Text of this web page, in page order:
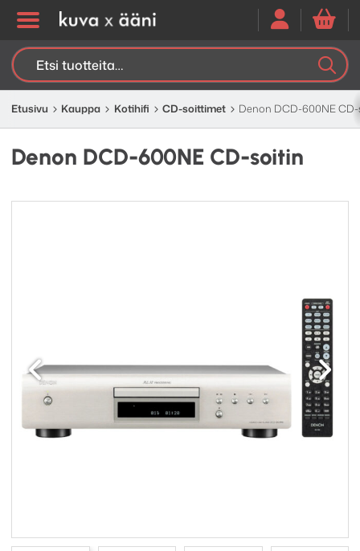
Etsi:
Etusivu Kauppa Kotihifi CD-soittimet Denon DCD-600NE
Denon DCD-600NE CD-soitin